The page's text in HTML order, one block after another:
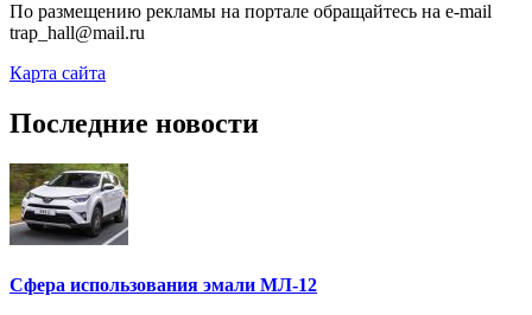
По размещению рекламы на портале обращайтесь на e-mail
trap_hall@mail.ru
Карта сайта
Последние новости
Сфера использования эмали МЛ-12